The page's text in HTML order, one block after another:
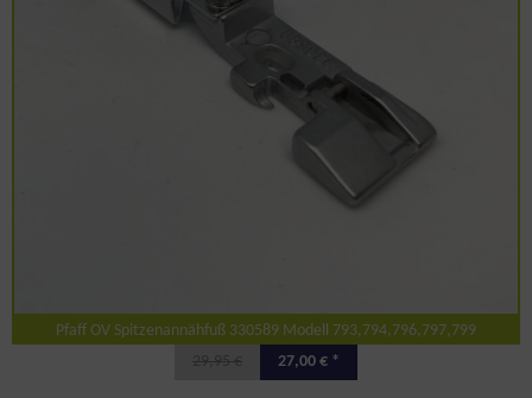
Pfaff OV Spitzenannähfuß 330589 Modell 793,794,796,797,799
27,00 € *